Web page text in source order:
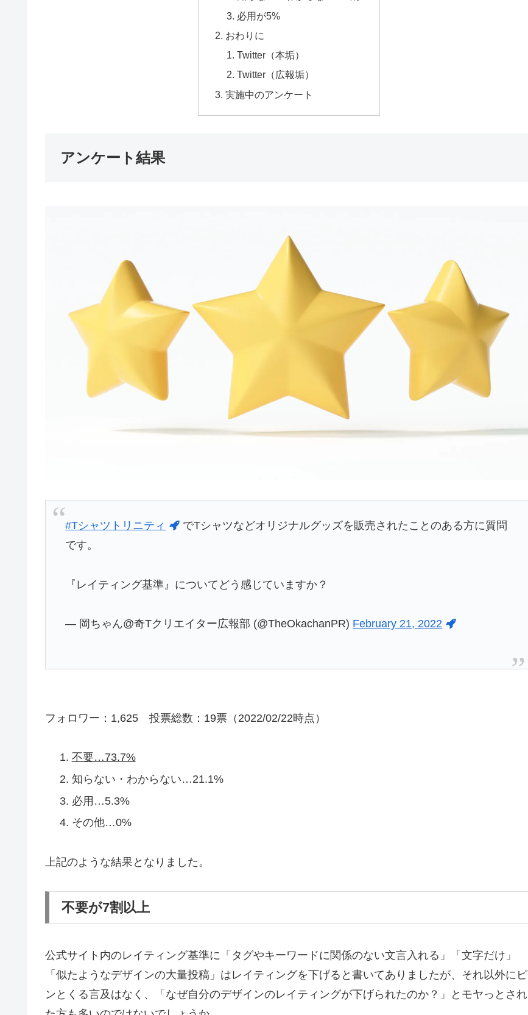
必用が5%
おわりに
Twitter（本垢）
Twitter（広報垢）
実施中のアンケート
アンケート結果
#Tシャツトリニティ
でTシャツなどオリジナルグッズを販売されたことのある方に質問
です。
『レイティング基準』についてどう感じていますか？
— 岡ちゃん@奇Tクリエイター広報部 (@TheOkachanPR) February 21, 2022
フォロワー：1,625 投票総数：19票（2022/02/22時点）
不要…73.7%
知らない・わからない…21.1%
必用…5.3%
その他…0%
上記のような結果となりました。
不要が7割以上
公式サイト内のレイティング基準に「タグやキーワードに関係のない文言入れる」「文字だけ」
「似たようなデザインの大量投稿」はレイティングを下げると書いてありましたが、それ以外にピ
ンとくる言及はなく、「なぜ自分のデザインのレイティングが下げられたのか？」とモヤっとされ